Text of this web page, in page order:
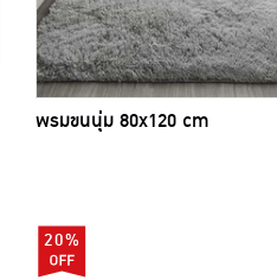
พรมขนนุ่ม 80x120 cm
20%